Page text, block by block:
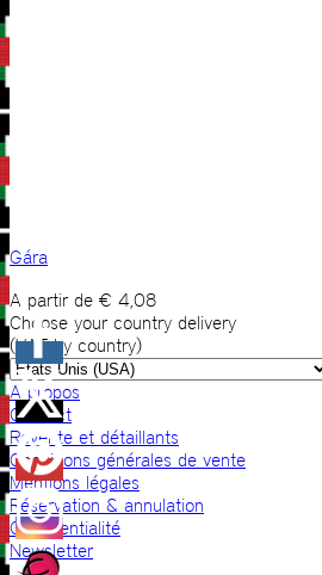
Gára
A partir de € 4,08
Choose your country delivery
(VAT by country)
A propos
Contact
Revente et détaillants
Conditions générales de vente
Mentions légales
Réservation & annulation
Confidentialité
Newsletter